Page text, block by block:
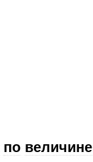
по величине